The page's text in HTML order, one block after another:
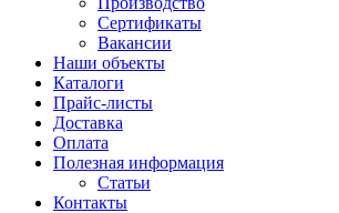
Сертификаты
Вакансии
Наши объекты
Каталоги
Прайс-листы
Доставка
Оплата
Полезная информация
Статьи
Контакты